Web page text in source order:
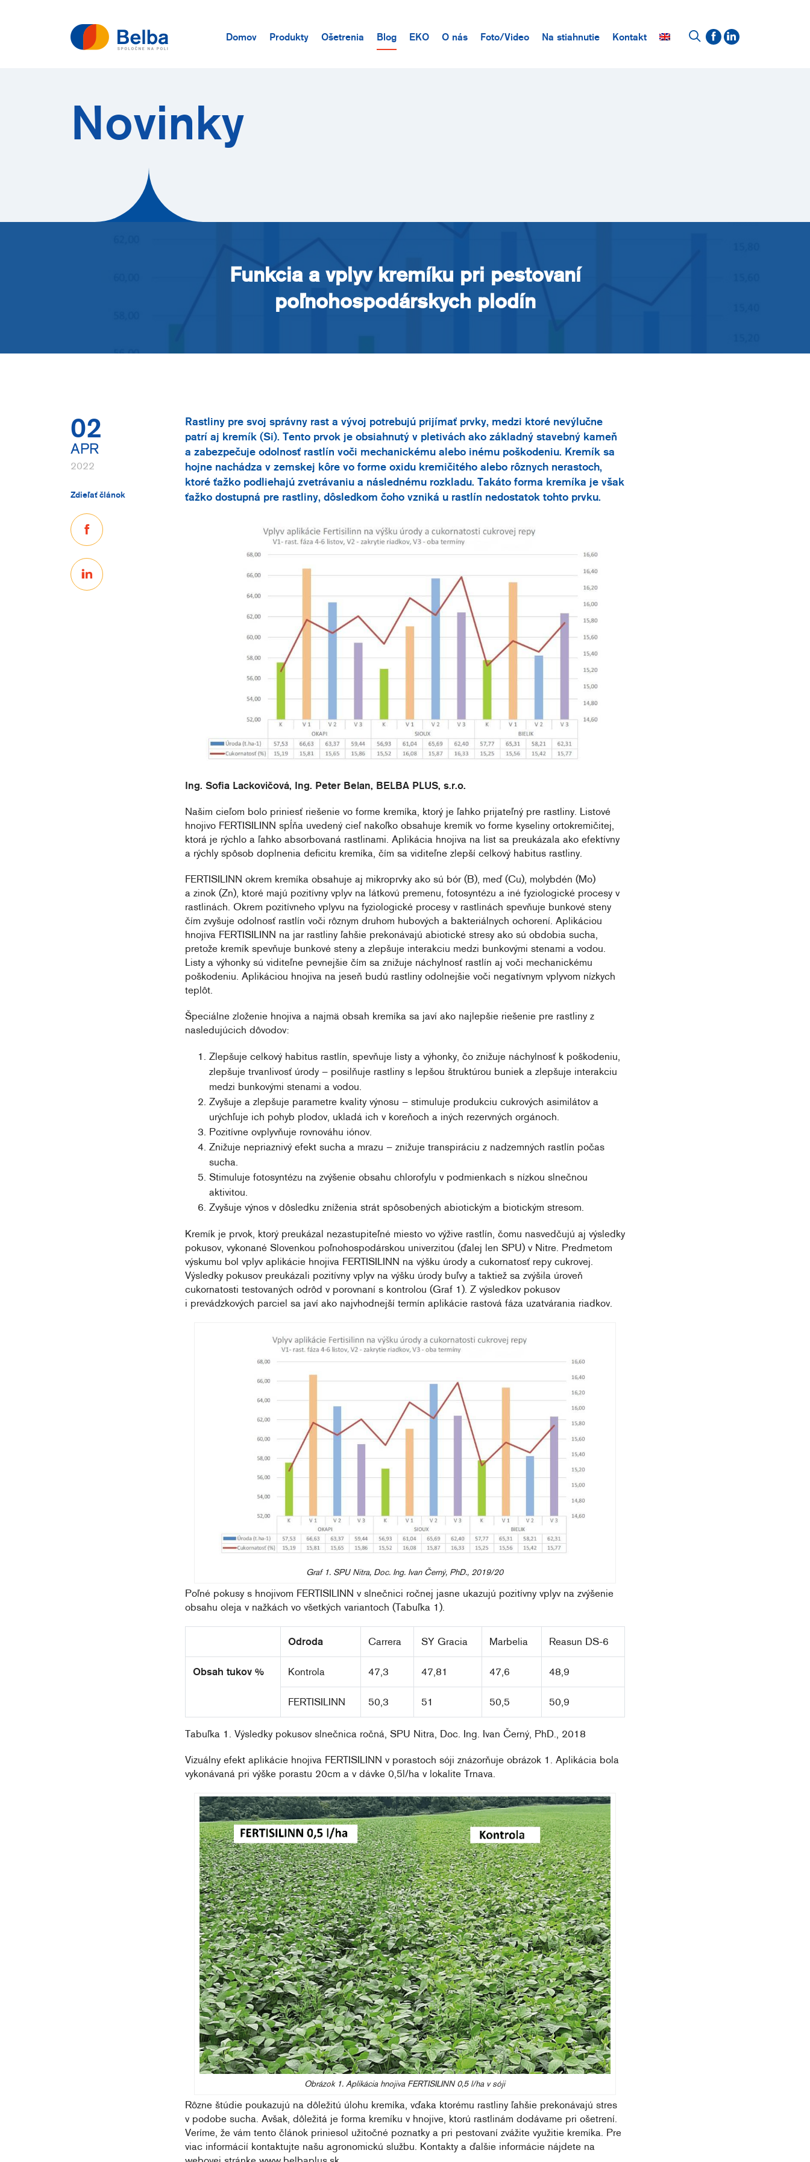
Domov Produkty Ošetrenia Blog EKO O nás Foto/Video Na stiahnutie Kontakt
Novinky
Funkcia a vplyv kremíku pri pestovaní
poľnohospodárskych plodín
02
APR
2022
Zdieľať článok
Rastliny pre svoj správny rast a vývoj potrebujú prijímať prvky, medzi ktoré nevýlučne
patrí aj kremík (Si). Tento prvok je obsiahnutý v pletivách ako základný stavebný kameň
a zabezpečuje odolnosť rastlín voči mechanickému alebo inému poškodeniu. Kremík sa
hojne nachádza v zemskej kôre vo forme oxidu kremičitého alebo rôznych nerastoch,
ktoré ťažko podliehajú zvetrávaniu a následnému rozkladu. Takáto forma kremíka je však
ťažko dostupná pre rastliny, dôsledkom čoho vzniká u rastlín nedostatok tohto prvku.
Ing. Sofia Lackovičová, Ing. Peter Belan, BELBA PLUS, s.r.o.
Našim cieľom bolo priniesť riešenie vo forme kremíka, ktorý je ľahko prijateľný pre rastliny. Listové
hnojivo FERTISILINN spĺňa uvedený cieľ nakoľko obsahuje kremík vo forme kyseliny ortokremičitej,
ktorá je rýchlo a ľahko absorbovaná rastlinami. Aplikácia hnojiva na list sa preukázala ako efektívny
a rýchly spôsob doplnenia deficitu kremíka, čím sa viditeľne zlepší celkový habitus rastliny.
FERTISILINN okrem kremíka obsahuje aj mikroprvky ako sú bór (B), meď (Cu), molybdén (Mo)
a zinok (Zn), ktoré majú pozitívny vplyv na látkovú premenu, fotosyntézu a iné fyziologické procesy v
rastlinách. Okrem pozitívneho vplyvu na fyziologické procesy v rastlinách spevňuje bunkové steny
čím zvyšuje odolnosť rastlín voči rôznym druhom hubových a bakteriálnych ochorení. Aplikáciou
hnojiva FERTISILINN na jar rastliny ľahšie prekonávajú abiotické stresy ako sú obdobia sucha,
pretože kremík spevňuje bunkové steny a zlepšuje interakciu medzi bunkovými stenami a vodou.
Listy a výhonky sú viditeľne pevnejšie čím sa znižuje náchylnosť rastlín aj voči mechanickému
poškodeniu. Aplikáciou hnojiva na jeseň budú rastliny odolnejšie voči negatívnym vplyvom nízkych
teplôt.
Špeciálne zloženie hnojiva a najmä obsah kremíka sa javí ako najlepšie riešenie pre rastliny z
nasledujúcich dôvodov:
Zlepšuje celkový habitus rastlín, spevňuje listy a výhonky, čo znižuje náchylnosť k poškodeniu,
zlepšuje trvanlivosť úrody – posilňuje rastliny s lepšou štruktúrou buniek a zlepšuje interakciu
medzi bunkovými stenami a vodou.
Zvyšuje a zlepšuje parametre kvality výnosu – stimuluje produkciu cukrových asimilátov a
urýchľuje ich pohyb plodov, ukladá ich v koreňoch a iných rezervných orgánoch.
Pozitívne ovplyvňuje rovnováhu iónov.
Znižuje nepriaznivý efekt sucha a mrazu – znižuje transpiráciu z nadzemných rastlín počas
sucha.
Stimuluje fotosyntézu na zvýšenie obsahu chlorofylu v podmienkach s nízkou slnečnou
aktivitou.
Zvyšuje výnos v dôsledku zníženia strát spôsobených abiotickým a biotickým stresom.
Kremík je prvok, ktorý preukázal nezastupiteľné miesto vo výžive rastlín, čomu nasvedčujú aj výsledky
pokusov, vykonané Slovenkou poľnohospodárskou univerzitou (ďalej len SPU) v Nitre. Predmetom
výskumu bol vplyv aplikácie hnojiva FERTISILINN na výšku úrody a cukornatosť repy cukrovej.
Výsledky pokusov preukázali pozitívny vplyv na výšku úrody buľvy a taktiež sa zvýšila úroveň
cukornatosti testovaných odrôd v porovnaní s kontrolou (Graf 1). Z výsledkov pokusov
i prevádzkových parciel sa javí ako najvhodnejší termín aplikácie rastová fáza uzatvárania riadkov.
Graf 1. SPU Nitra, Doc. Ing. Ivan Černý, PhD., 2019/20
Poľné pokusy s hnojivom FERTISILINN v slnečnici ročnej jasne ukazujú pozitívny vplyv na zvýšenie
obsahu oleja v nažkách vo všetkých variantoch (Tabuľka 1).
Odroda Carrera SY Gracia Marbelia Reasun DS-6
Obsah tukov % Kontrola 47,3 47,81 47,6 48,9
FERTISILINN 50,3 51 50,5 50,9
Tabuľka 1. Výsledky pokusov slnečnica ročná, SPU Nitra, Doc. Ing. Ivan Černý, PhD., 2018
Vizuálny efekt aplikácie hnojiva FERTISILINN v porastoch sóji znázorňuje obrázok 1. Aplikácia bola
vykonávaná pri výške porastu 20cm a v dávke 0,5l/ha v lokalite Trnava.
Obrázok 1. Aplikácia hnojiva FERTISILINN 0,5 l/ha v sóji
Rôzne štúdie poukazujú na dôležitú úlohu kremíka, vďaka ktorému rastliny ľahšie prekonávajú stres
v podobe sucha. Avšak, dôležitá je forma kremíku v hnojive, ktorú rastlinám dodávame pri ošetrení.
Veríme, že vám tento článok priniesol užitočné poznatky a pri pestovaní zvážite využitie kremíka. Pre
viac informácií kontaktujte našu agronomickú službu. Kontakty a ďalšie informácie nájdete na